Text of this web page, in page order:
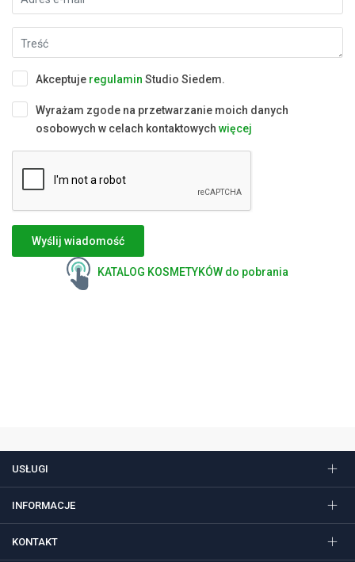
Akceptuje regulamin Studio Siedem.
Wyrażam zgode na przetwarzanie moich danych
osobowych w celach kontaktowych więcej
Wyślij wiadomość
KATALOG KOSMETYKÓW do pobrania
USŁUGI
INFORMACJE
KONTAKT